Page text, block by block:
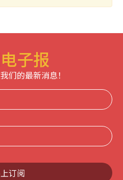
子报
们的最新消息！
订阅